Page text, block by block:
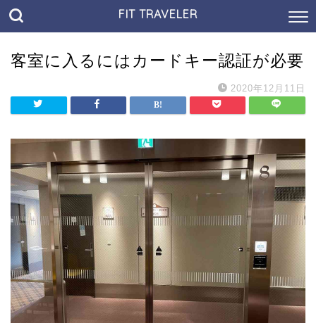
FIT TRAVELER
客室に入るにはカードキー認証が必要
2020年12月11日